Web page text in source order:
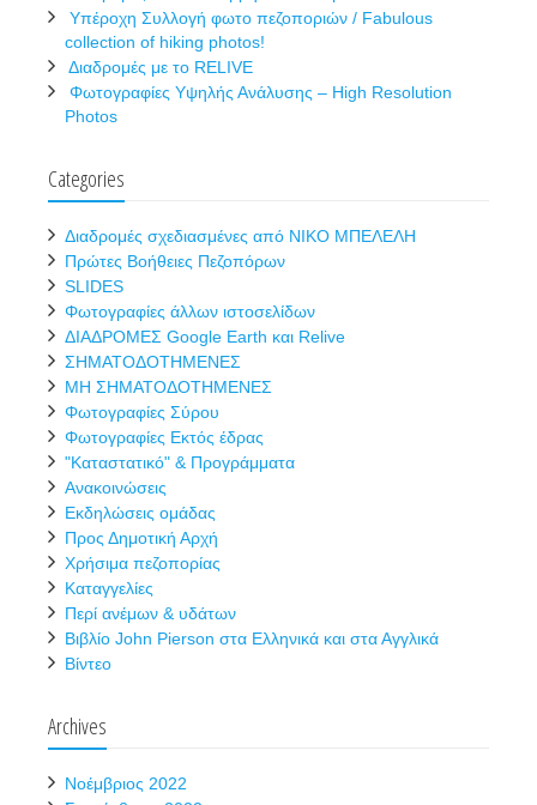
Υπέροχη Συλλογή φωτο πεζοποριών / Fabulous
collection of hiking photos!
Διαδρομές με το RELIVE
Φωτογραφίες Υψηλής Ανάλυσης – High Resolution
Photos
Categories
Διαδρομές σχεδιασμένες από ΝΙΚΟ ΜΠΕΛΕΛΗ
Πρώτες Βοήθειες Πεζοπόρων
SLIDES
Φωτογραφίες άλλων ιστοσελίδων
ΔΙΑΔΡΟΜΕΣ Google Earth και Relive
ΣΗΜΑΤΟΔΟΤΗΜΕΝΕΣ
ΜΗ ΣΗΜΑΤΟΔΟΤΗΜΕΝΕΣ
Φωτογραφίες Σύρου
Φωτογραφίες Εκτός έδρας
"Καταστατικό" & Προγράμματα
Ανακοινώσεις
Εκδηλώσεις ομάδας
Προς Δημοτική Αρχή
Χρήσιμα πεζοπορίας
Καταγγελίες
Περί ανέμων & υδάτων
Βιβλίο John Pierson στα Ελληνικά και στα Αγγλικά
Βίντεο
Archives
Νοέμβριος 2022